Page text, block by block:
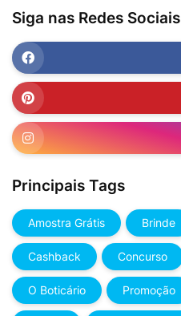
Siga nas Redes Sociais
Principais Tags
Amostra Grátis Brinde
Cashback Concurso
O Boticário Promoção